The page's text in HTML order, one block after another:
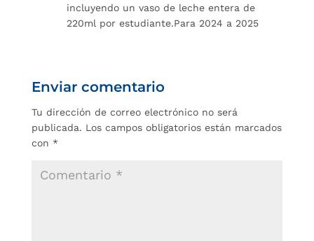
incluyendo un vaso de leche entera de
220ml por estudiante.Para 2024 a 2025
Enviar comentario
Tu dirección de correo electrónico no será
publicada. Los campos obligatorios están marcados
con *